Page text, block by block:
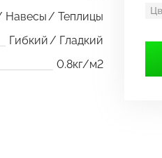
Навесы
Теплицы
Гибкий
Гладкий
0.8кг/м2